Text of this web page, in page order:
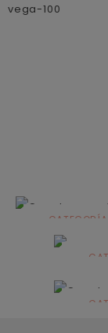
vega-100
CATEGORÍA
infantil